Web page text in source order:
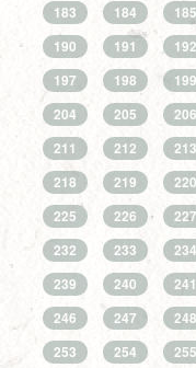
183
184 185
190
191 192
197
198 199
204
205 206
211
212 213
218
219 220
225
226 227
232
233 234
239
240 241
246
247 248
253
254 255